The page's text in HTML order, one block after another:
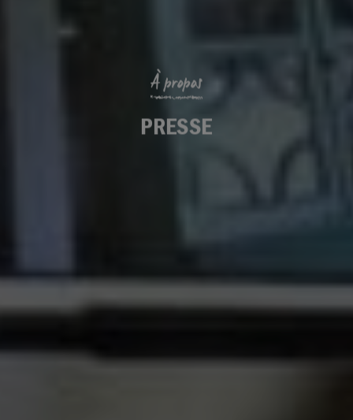
À propos
PRESSE